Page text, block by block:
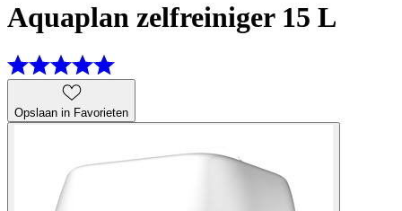
Aquaplan zelfreiniger 15 L
Opslaan in Favorieten